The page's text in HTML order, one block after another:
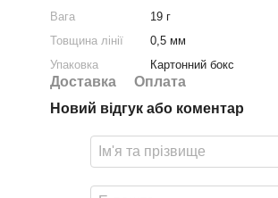
Вага
19 г
Товщина лінії
0,5 мм
Упаковка
Картонний бокс
Доставка
Оплата
Новий відгук або коментар